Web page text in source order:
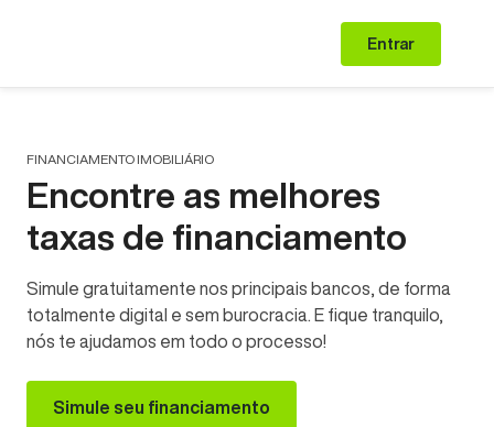
Entrar
FINANCIAMENTO IMOBILIÁRIO
Encontre as melhores
taxas de financiamento
Simule gratuitamente nos principais bancos, de forma
totalmente digital e sem burocracia. E fique tranquilo,
nós te ajudamos em todo o processo!
Simule seu financiamento